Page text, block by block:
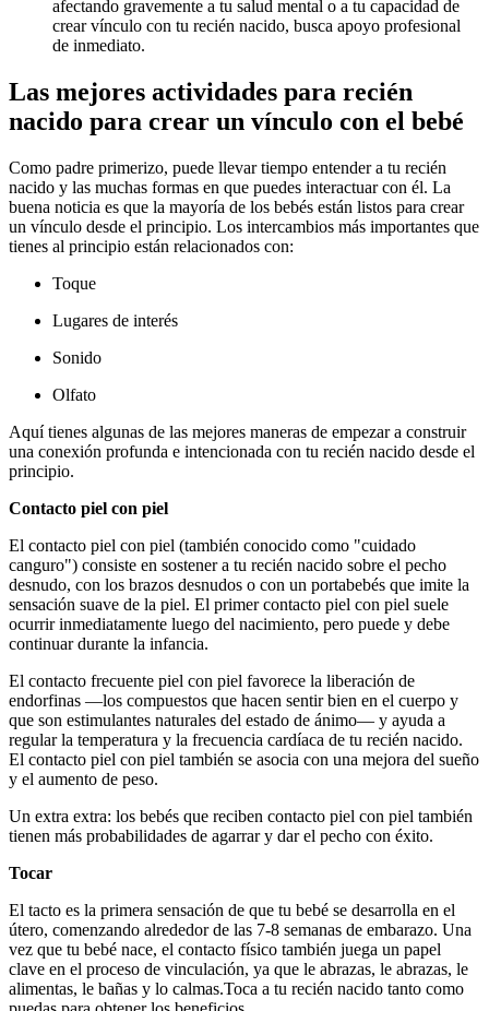
afectando gravemente a tu salud mental o a tu capacidad de
crear vínculo con tu recién nacido, busca apoyo profesional
de inmediato.
Las mejores actividades para recién
nacido para crear un vínculo con el bebé
Como padre primerizo, puede llevar tiempo entender a tu recién
nacido y las muchas formas en que puedes interactuar con él. La
buena noticia es que la mayoría de los bebés están listos para crear
un vínculo desde el principio. Los intercambios más importantes que
tienes al principio están relacionados con:
Toque
Lugares de interés
Sonido
Olfato
Aquí tienes algunas de las mejores maneras de empezar a construir
una conexión profunda e intencionada con tu recién nacido desde el
principio.
Contacto piel con piel
El contacto piel con piel (también conocido como "cuidado
canguro") consiste en sostener a tu recién nacido sobre el pecho
desnudo, con los brazos desnudos o con un portabebés que imite la
sensación suave de la piel. El primer contacto piel con piel suele
ocurrir inmediatamente luego del nacimiento, pero puede y debe
continuar durante la infancia.
El contacto frecuente piel con piel favorece la liberación de
endorfinas —los compuestos que hacen sentir bien en el cuerpo y
que son estimulantes naturales del estado de ánimo— y ayuda a
regular la temperatura y la frecuencia cardíaca de tu recién nacido.
El contacto piel con piel también se asocia con una mejora del sueño
y el aumento de peso.
Un extra extra: los bebés que reciben contacto piel con piel también
tienen más probabilidades de agarrar y dar el pecho con éxito.
Tocar
El tacto es la primera sensación de que tu bebé se desarrolla en el
útero, comenzando alrededor de las 7-8 semanas de embarazo. Una
vez que tu bebé nace, el contacto físico también juega un papel
clave en el proceso de vinculación, ya que le abrazas, le abrazas, le
alimentas, le bañas y lo calmas.Toca a tu recién nacido tanto como